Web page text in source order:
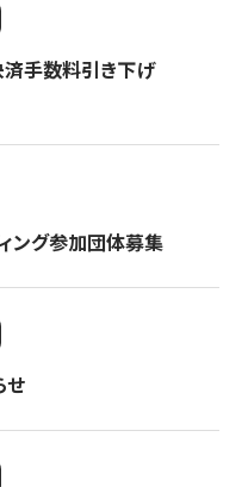
済手数料引き下げ
ング参加団体募集
せ